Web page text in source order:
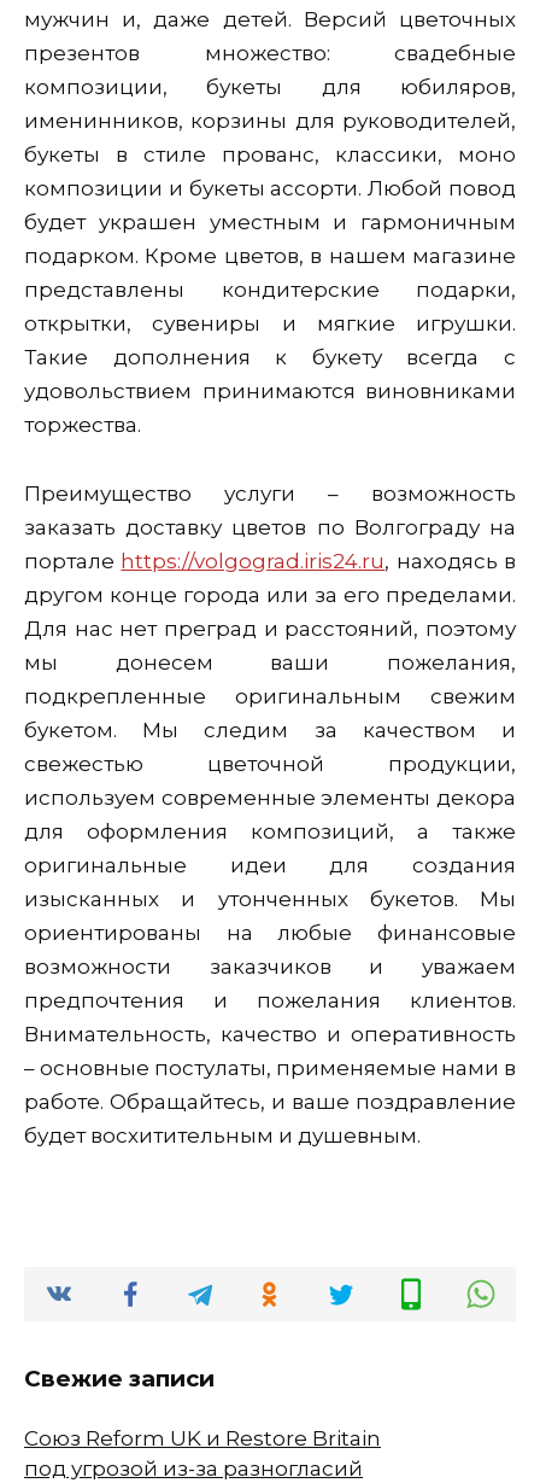
мужчин и, даже детей. Версий цветочных
презентов множество: свадебные
композиции, букеты для юбиляров,
именинников, корзины для руководителей,
букеты в стиле прованс, классики, моно
композиции и букеты ассорти. Любой повод
будет украшен уместным и гармоничным
подарком. Кроме цветов, в нашем магазине
представлены кондитерские подарки,
открытки, сувениры и мягкие игрушки.
Такие дополнения к букету всегда с
удовольствием принимаются виновниками
торжества.
Преимущество услуги – возможность
заказать доставку цветов по Волгограду на
портале https://volgograd.iris24.ru, находясь в
другом конце города или за его пределами.
Для нас нет преград и расстояний, поэтому
мы донесем ваши пожелания,
подкрепленные оригинальным свежим
букетом. Мы следим за качеством и
свежестью цветочной продукции,
используем современные элементы декора
для оформления композиций, а также
оригинальные идеи для создания
изысканных и утонченных букетов. Мы
ориентированы на любые финансовые
возможности заказчиков и уважаем
предпочтения и пожелания клиентов.
Внимательность, качество и оперативность
– основные постулаты, применяемые нами в
работе. Обращайтесь, и ваше поздравление
будет восхитительным и душевным.
Свежие записи
Союз Reform UK и Restore Britain
под угрозой из-за разногласий